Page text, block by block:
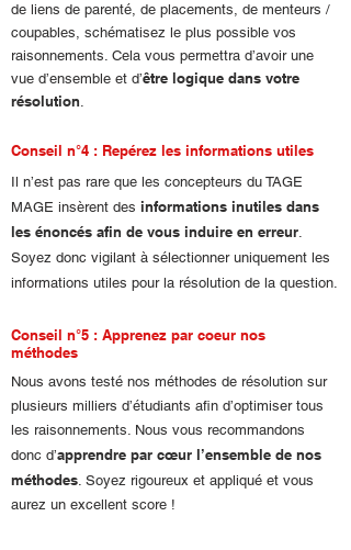
de liens de parenté, de placements, de menteurs /
coupables, schématisez le plus possible vos
raisonnements. Cela vous permettra d’avoir une
vue d’ensemble et d’être logique dans votre
résolution.
Conseil n°4 : Repérez les informations utiles
Il n’est pas rare que les concepteurs du TAGE
MAGE insèrent des informations inutiles dans
les énoncés afin de vous induire en erreur.
Soyez donc vigilant à sélectionner uniquement les
informations utiles pour la résolution de la question.
Conseil n°5 : Apprenez par coeur nos
méthodes
Nous avons testé nos méthodes de résolution sur
plusieurs milliers d’étudiants afin d’optimiser tous
les raisonnements. Nous vous recommandons
donc d’apprendre par cœur l’ensemble de nos
méthodes. Soyez rigoureux et appliqué et vous
aurez un excellent score !